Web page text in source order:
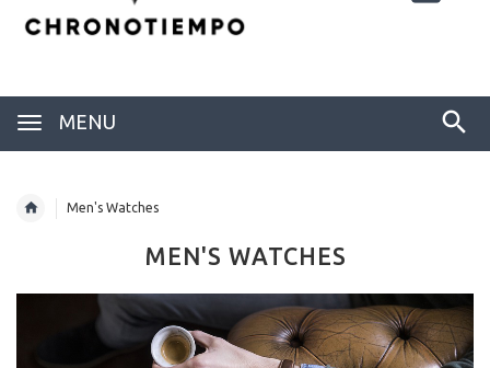
MENU
Men's Watches
MEN'S WATCHES